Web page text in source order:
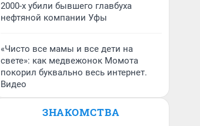
2000-х убили бывшего главбуха
нефтяной компании Уфы
«Чисто все мамы и все дети на
свете»: как медвежонок Момота
покорил буквально весь интернет.
Видео
ЗНАКОМСТВА